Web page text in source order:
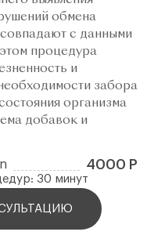
обмена
с данными
процедура
и
забора
организма
добавок и
4000 Р
30 минут